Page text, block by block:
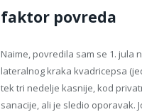
faktor povreda
Naime, povredila sam se 1. jula
lateralnog kraka kvadricepsa
tek tri nedelje kasnije, kod
sanacije, ali je sledio oporavak.